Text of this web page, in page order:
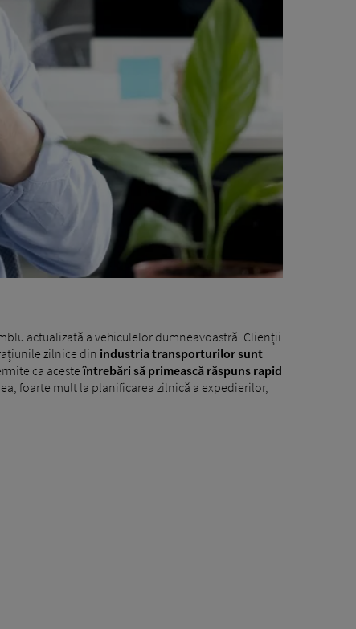
actualizată a vehiculelor dumneavoastră. Clienții
zilnice din industria transporturilor sunt
ca acesteîntrebări să primească răspuns rapid
foarte mult la planificarea zilnică a expedierilor,